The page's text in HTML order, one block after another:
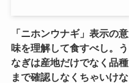
「ニホンウナギ」表示の意
味を理解して食すべし。う
なぎは産地だけでなく品種
まで確認しなくちゃいけな